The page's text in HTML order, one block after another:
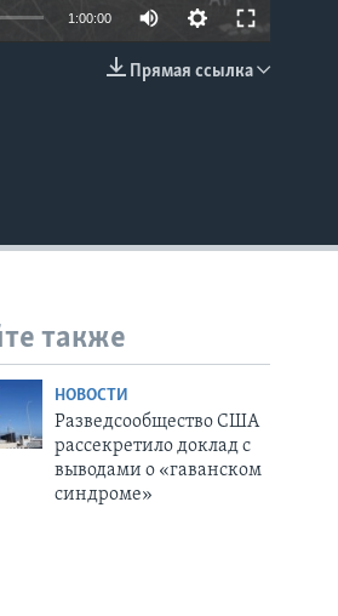
1:00:00
Прямая ссылка
также
НОВОСТИ
Разведсообщество США
рассекретило доклад с
выводами о «гаванском
синдроме»